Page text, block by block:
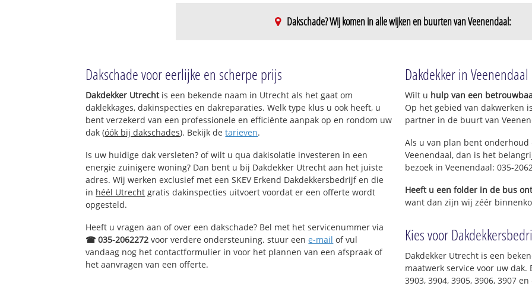
Dakschade? Wij komen in alle wijken en buurten van Veenendaal:
Vijgendam
Schrijverswijk
Beatrixstraat
Noordoost
Dragonder-Noord
De Compagnie-Oost
Spitsbergen
Dragonder-Oost
Veenendaal-Oost
De Gelderse blom
De Compagnie
Oudeveen en De Schans
Componistenbuurt
Vogelbuurt
Schepenbuurt
De Faktorij en De Vendel
Fort Buurtsteeg
Bezuiden de Dijkstraat
Het Ambacht
Boslaan
Petenbos
Petenbos-
De Groene
De Blauwe
Bezuiden de
Zuidwest
t Goeie Spoor
Franse Gat
Dakschade voor eerlijke en scherpe prijs
Dakdekker Utrechtis een bekende naam in Utrecht als het gaat om
daklekkages, dakinspecties en dakreparaties. Welk type klus u ook heeft, u
bent verzekerd van een professionele en efficiënte aanpak op en rondom uw
dak (óók bij dakschades). Bekijk detarieven.
Is uw huidige dak versleten? of wilt u qua dakisolatie investeren in een
energie zuinigere woning? Dan bent u bij Dakdekker Utrecht aan het juiste
adres. Wij werken exclusief met een SKEV Erkend Dakdekkersbedrijf en die
in héél Utrecht gratis dakinspecties uitvoert voordat er een offerte wordt
opgesteld.
Heeft u vragen aan of over een dakschade? Bel met het servicenummer via
☎ 035-2062272 voor verdere ondersteuning. stuur eene-mail of vul
vandaag nog het contactformulier in voor het plannen van een afspraak of
het aanvragen van een offerte.
Dakdekker in Veenendaal
Wilt u hulp van een
Op het gebied van dakwerken
partner in de buurt van
Als u van plan bent
Veenendaal, dan is het
bezoek in Veenendaal: 035-
Heeft u een folder in de bus
want dan zijn wij zéér
Kies voor
Dakdekker Utrecht is een
maatwerk service voor uw dak.
3903, 3904, 3905, 3906, 3907